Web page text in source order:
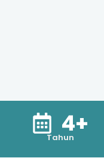
4+
Tahun